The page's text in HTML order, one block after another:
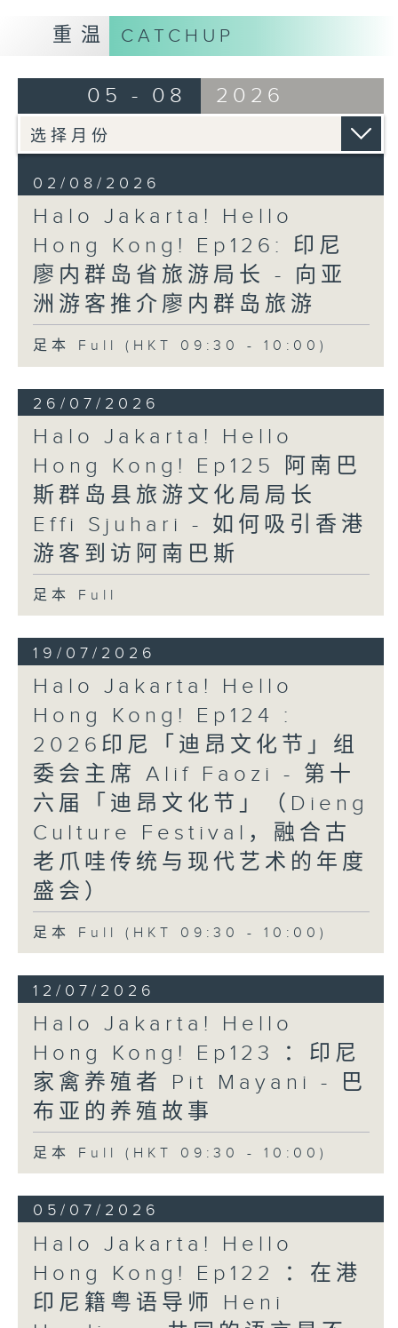
重温 CATCHUP
05 - 08 2026
02/08/2026
Halo Jakarta! Hello
Hong Kong! Ep126: 印尼
廖内群岛省旅游局长 - 向亚
洲游客推介廖内群岛旅游
足本 Full (HKT 09:30 - 10:00)
26/07/2026
Halo Jakarta! Hello
Hong Kong! Ep125 阿南巴
斯群岛县旅游文化局局长
Effi Sjuhari - 如何吸引香港
游客到访阿南巴斯
足本 Full
19/07/2026
Halo Jakarta! Hello
Hong Kong! Ep124 :
2026印尼「迪昂文化节」组
委会主席 Alif Faozi - 第十
六届「迪昂文化节」（Dieng
Culture Festival，融合古
老爪哇传统与现代艺术的年度
盛会）
足本 Full (HKT 09:30 - 10:00)
12/07/2026
Halo Jakarta! Hello
Hong Kong! Ep123 ：印尼
家禽养殖者 Pit Mayani - 巴
布亚的养殖故事
足本 Full (HKT 09:30 - 10:00)
05/07/2026
Halo Jakarta! Hello
Hong Kong! Ep122 ：在港
印尼籍粤语导师 Heni